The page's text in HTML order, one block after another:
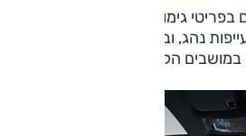
גימור ובגוונים. במפרט
נהג, ובאבזור כעת גם חיישן
הקדמיים.